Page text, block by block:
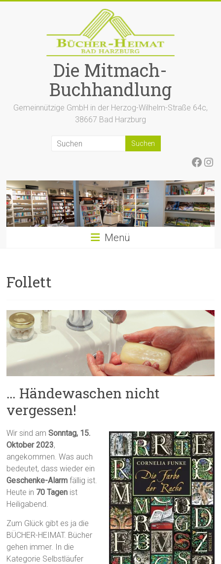
Die Mitmach-
Buchhandlung
Gemeinnützige GmbH in der Herzog-Wilhelm-Straße 64c,
38667 Bad Harzburg
Menü
Follett
… Händewaschen nicht
vergessen!
Wir sind amSonntag, 15.
Oktober 2023,
angekommen. Was auch
bedeutet, dass wieder ein
Geschenke-Alarm fällig ist.
Heute in 70 Tagen ist
Heiligabend.
Zum Glück gibt es ja die
BÜCHER-HEIMAT. Bücher
gehen immer. In die
Kategorie Selbstläufer